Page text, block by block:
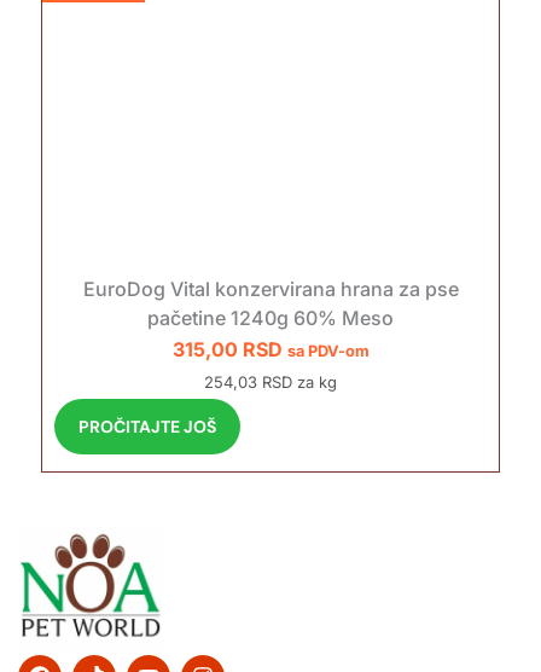
EuroDog Vital konzervirana hrana za pse
pačetine 1240g 60% Meso
315,00 RSD sa PDV-om
254,03 RSD za kg
PROČITAJTE JOŠ
F
T
Y
I